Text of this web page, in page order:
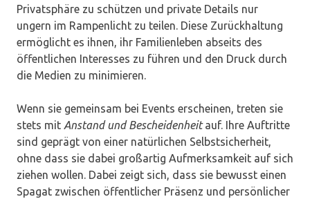
Privatsphäre zu schützen und private Details nur
ungern im Rampenlicht zu teilen. Diese Zurückhaltung
ermöglicht es ihnen, ihr Familienleben abseits des
öffentlichen Interesses zu führen und den Druck durch
die Medien zu minimieren.
Wenn sie gemeinsam bei Events erscheinen, treten sie
stets mit Anstand und Bescheidenheitauf. Ihre Auftritte
sind geprägt von einer natürlichen Selbstsicherheit,
ohne dass sie dabei großartig Aufmerksamkeit auf sich
ziehen wollen. Dabei zeigt sich, dass sie bewusst einen
Spagat zwischen öffentlicher Präsenz und persönlicher